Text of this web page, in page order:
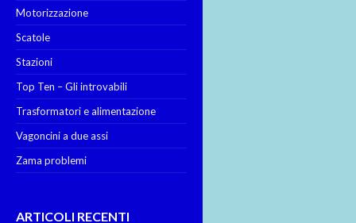
Motorizzazione
Scatole
Stazioni
Top Ten – Gli introvabili
Trasformatori e alimentazione
Vagoncini a due assi
Zama problemi
ARTICOLI RECENTI